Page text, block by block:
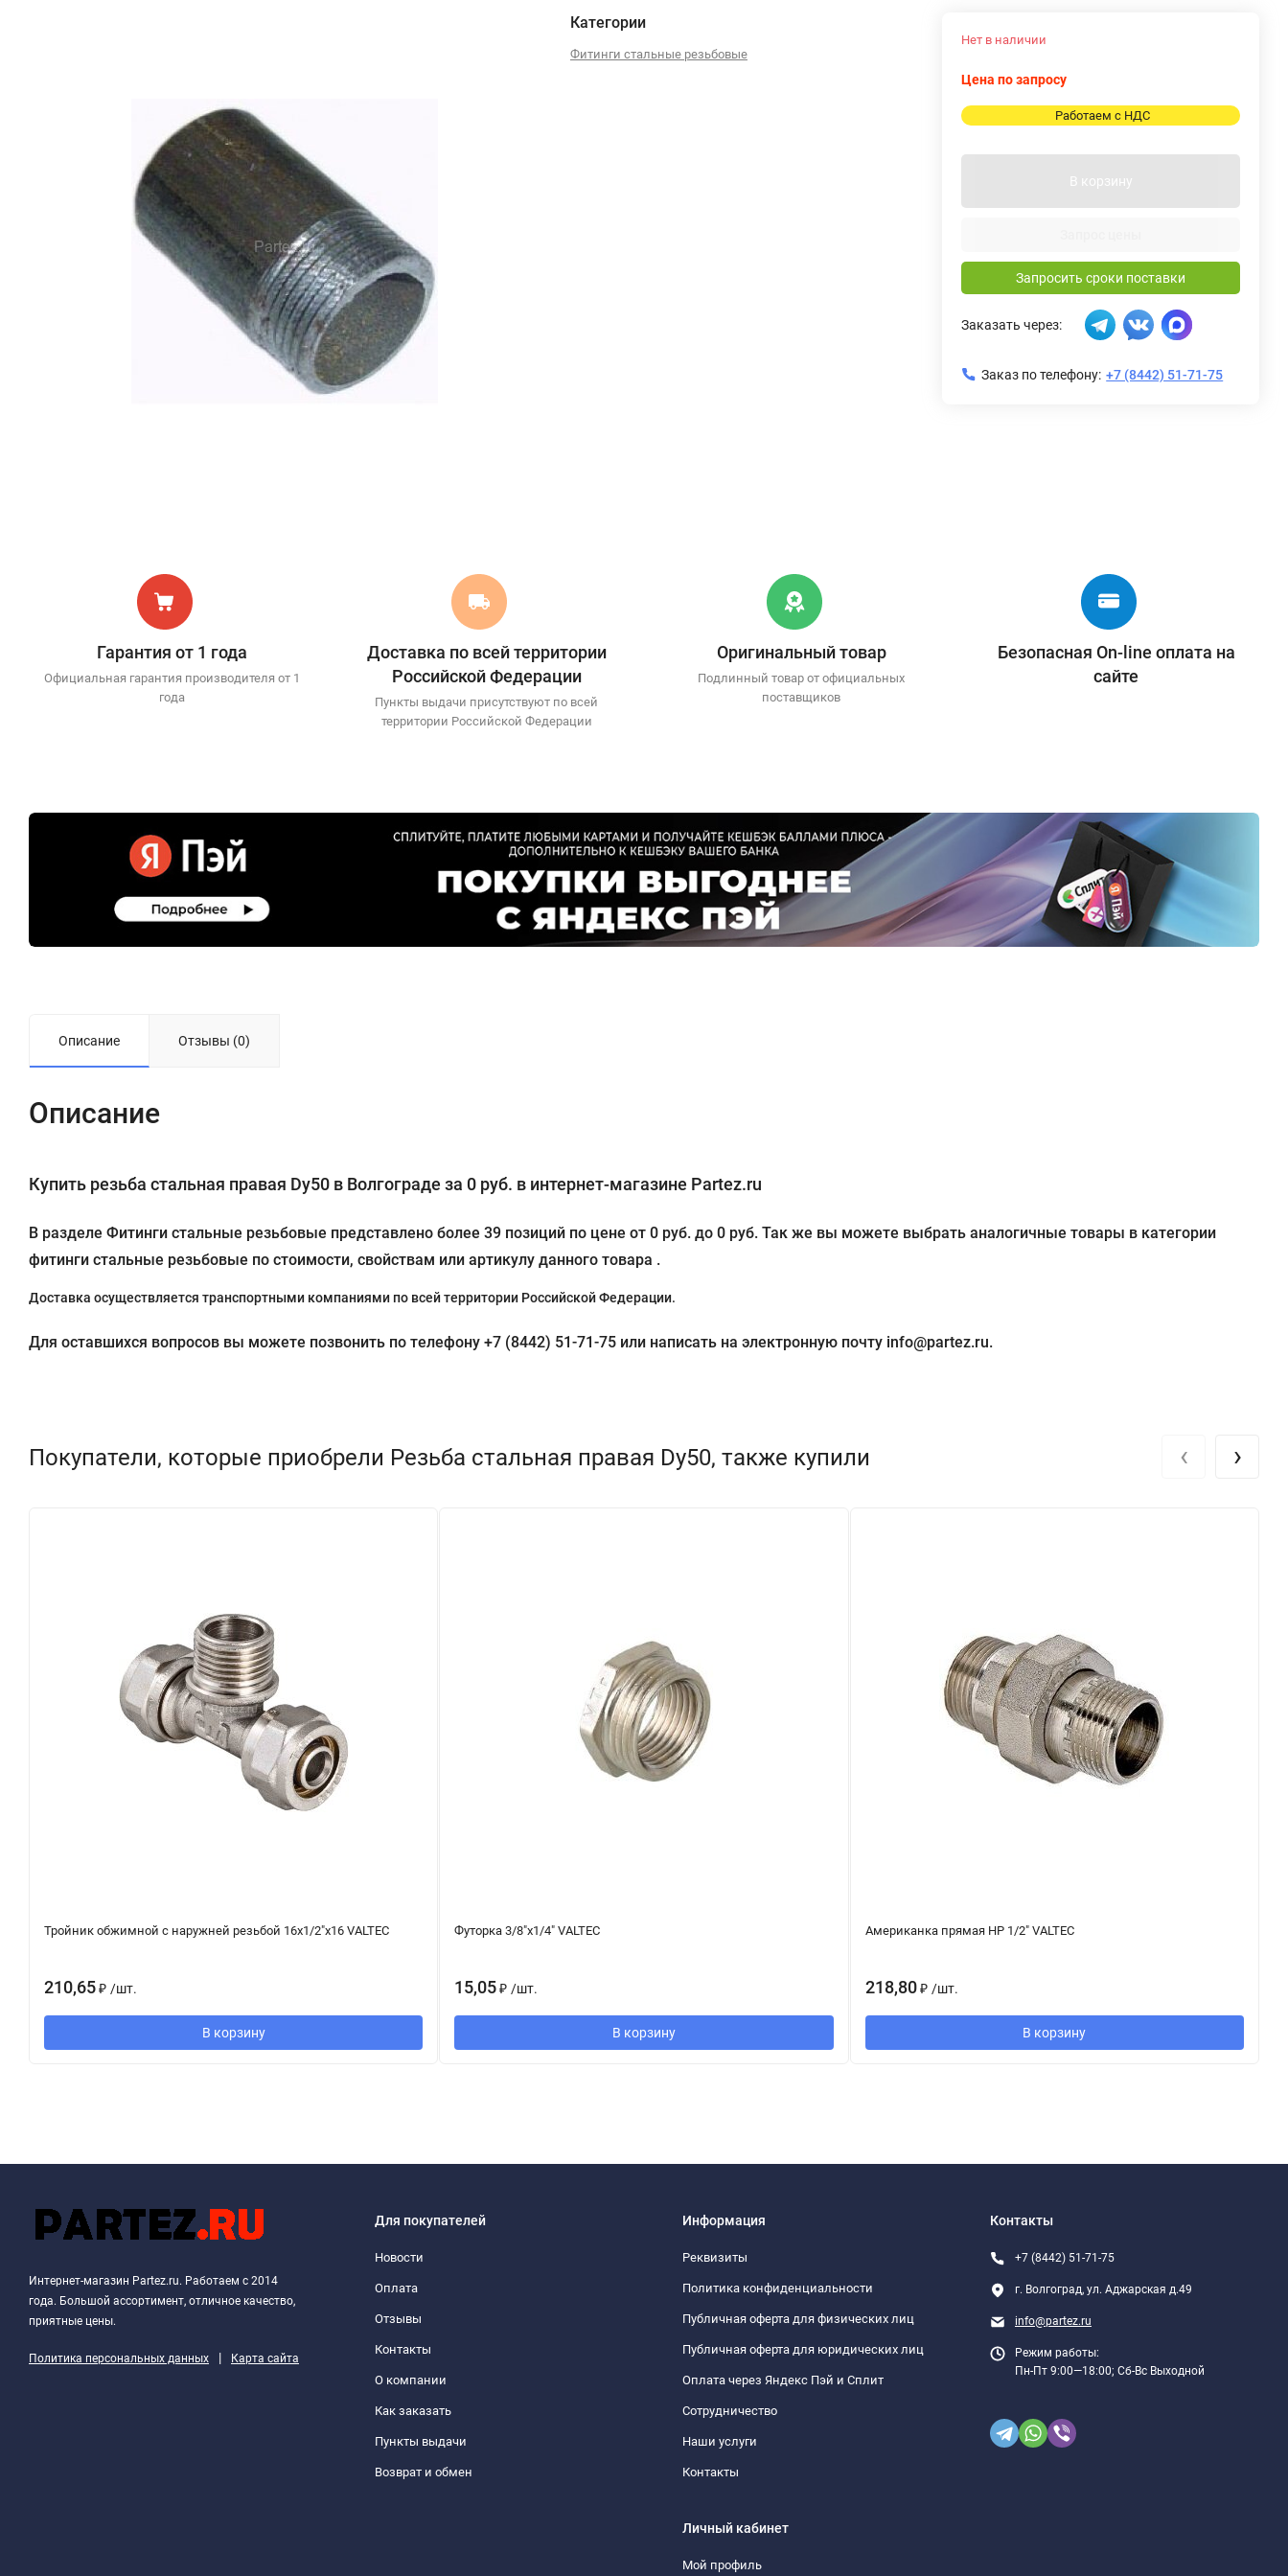
Категории
Фитинги стальные резьбовые
Нет в наличии
Цена по запросу
Работаем с НДС
В корзину
Запросить сроки поставки
Заказать через:
Заказ по телефону: +7 (8442) 51-71-75
Гарантия от 1 года
Официальная гарантия производителя от 1
года
Доставка по всей территории
Российской Федерации
Пункты выдачи присутствуют по всей
территории Российской Федерации
Оригинальный товар
Подлинный товар от официальных
поставщиков
Безопасная On-line оплата на
сайте
Описание Отзывы (0)
Описание
Купить резьба стальная правая Dy50 в Волгограде за 0 руб. в интернет-магазине Partez.ru
В разделе Фитинги стальные резьбовые представлено более 39 позиций по цене от 0 руб. до 0 руб. Так же вы можете выбрать аналогичные товары в категории
фитинги стальные резьбовые по стоимости, свойствам или артикулу данного товара .
Доставка осуществляется транспортными компаниями по всей территории Российской Федерации.
Для оставшихся вопросов вы можете позвонить по телефону +7 (8442) 51-71-75 или написать на электронную почту info@partez.ru.
Покупатели, которые приобрели Резьба стальная правая Dy50, также купили
Тройник обжимной с наружней резьбой 16х1/2"х16 VALTEC
210,65₽ /шт.
В корзину
Футорка 3/8"x1/4" VALTEC
15,05 ₽ /шт.
В корзину
Американка прямая НР 1/2" VALTEC
218,80 ₽ /шт.
В корзину
‹ ›
Интернет-магазин Partez.ru. Работаем с 2014
года. Большой ассортимент, отличное качество,
приятные цены.
Политика персональных данных | Карта сайта
Для покупателей
Новости
Оплата
Отзывы
Контакты
О компании
Как заказать
Пункты выдачи
Возврат и обмен
Информация
Реквизиты
Политика конфиденциальности
Публичная оферта для физических лиц
Публичная оферта для юридических лиц
Оплата через Яндекс Пэй и Сплит
Сотрудничество
Наши услуги
Контакты
Личный кабинет
Мой профиль
Контакты
+7 (8442) 51-71-75
г. Волгоград, ул. Аджарская д.49
info@partez.ru
Режим работы:
Пн-Пт 9:00—18:00; Сб-Вс Выходной